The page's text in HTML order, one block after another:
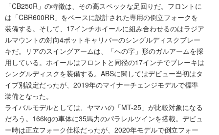
「CB250R」の特徴は、その高スペックな足回りだ。フロントに
は「CBR600RR」をベースに設計された専用の倒立フォークを
装備する。そして、17インチホイールに組み合わせるのはラジア
ルマウントの対向4ポットキャリバーのシングルディスクブレー
キだ。リアのスイングアームは、「への字」形のガルアームを採
用している。ホイールはフロントと同径の17インチでブレーキは
シングルディスクを装備する。ABSに関してはデビュー当初はタ
イプ別設定だったが、2019年のマイナーチェンジモデルで標準
装備となった。
ライバルモデルとしては、ヤマハの「MT-25」が比較対象になる
だろう。166kgの車体に35馬力のパラレルツインを搭載。デビュ
ー時は正立フォーク仕様だったが、2020年モデルで倒立フォー